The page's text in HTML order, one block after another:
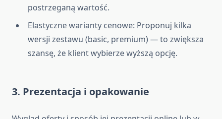
postrzeganą wartość.
Elastyczne warianty cenowe: Proponuj kilka
wersji zestawu (basic, premium) — to zwiększa
szansę, że klient wybierze wyższą opcję.
3. Prezentacja i opakowanie